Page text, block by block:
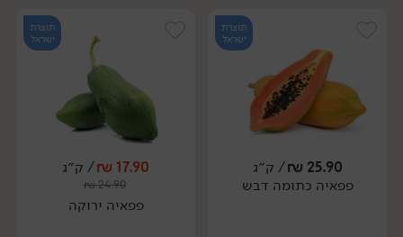
יח׳ ק״ג
תוצרת
ישראל
25.90
₪/ ק״ג
פפאיה כתומה דבש
תוצרת
ישראל
17.90
₪/ ק״ג
24.90
₪
פפאיה ירוקה